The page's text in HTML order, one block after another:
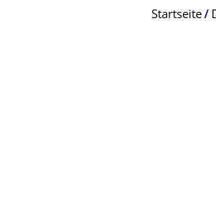
Startseite